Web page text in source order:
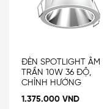
ĐÈN SPOTLIGHT ÂM
TRẦN 10W 36 ĐỘ,
CHỈNH HƯỚNG
1.375.000 VND